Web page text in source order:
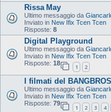
Rissa May
Ultimo messaggio da
Inviato in New Ifix Tcen Tcen
Risposte: 8
Digital Playground
Ultimo messaggio da
Inviato in New Ifix Tcen Tcen
Risposte: 18
1 2
I filmati del
Ultimo messaggio da
Inviato in New Ifix Tcen Tcen
Risposte: 79
1 2 3 4